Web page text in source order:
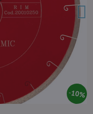
10%